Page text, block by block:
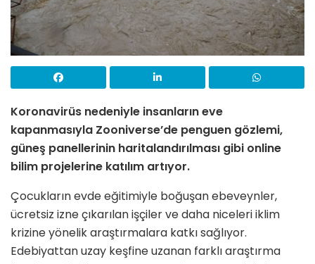
Koronavirüs nedeniyle insanların eve
kapanmasıyla Zooniverse’de penguen gözlemi,
güneş panellerinin haritalandırılması gibi online
bilim projelerine katılım artıyor.
Çocukların evde eğitimiyle boğuşan ebeveynler,
ücretsiz izne çıkarılan işçiler ve daha niceleri iklim
krizine yönelik araştırmalara katkı sağlıyor.
Edebiyattan uzay keşfine uzanan farklı araştırma